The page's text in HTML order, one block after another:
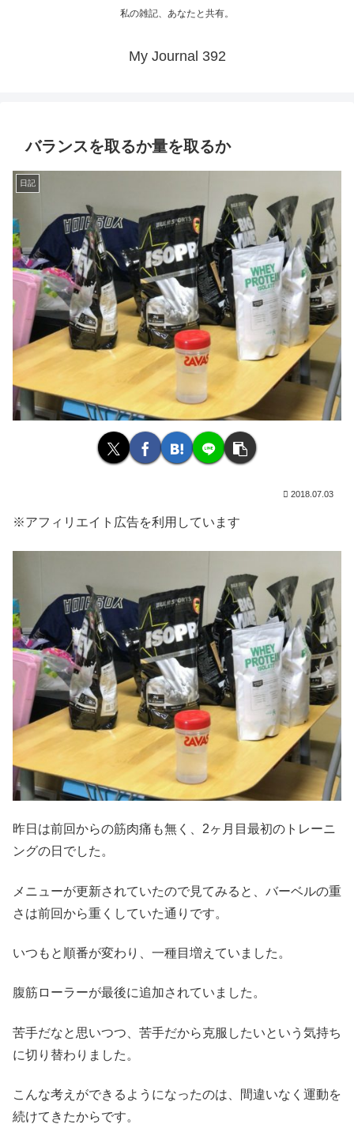
私の雑記、あなたと共有。
My Journal 392
バランスを取るか量を取るか
日記
2018.07.03
※アフィリエイト広告を利用しています
昨日は前回からの筋肉痛も無く、2ヶ月目最初のトレーニ
ングの日でした。
メニューが更新されていたので見てみると、バーベルの重
さは前回から重くしていた通りです。
いつもと順番が変わり、一種目増えていました。
腹筋ローラーが最後に追加されていました。
苦手だなと思いつつ、苦手だから克服したいという気持ち
に切り替わりました。
こんな考えができるようになったのは、間違いなく運動を
続けてきたからです。